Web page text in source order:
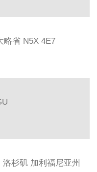
略省 N5X 4E7
杉矶 加利福尼亚州